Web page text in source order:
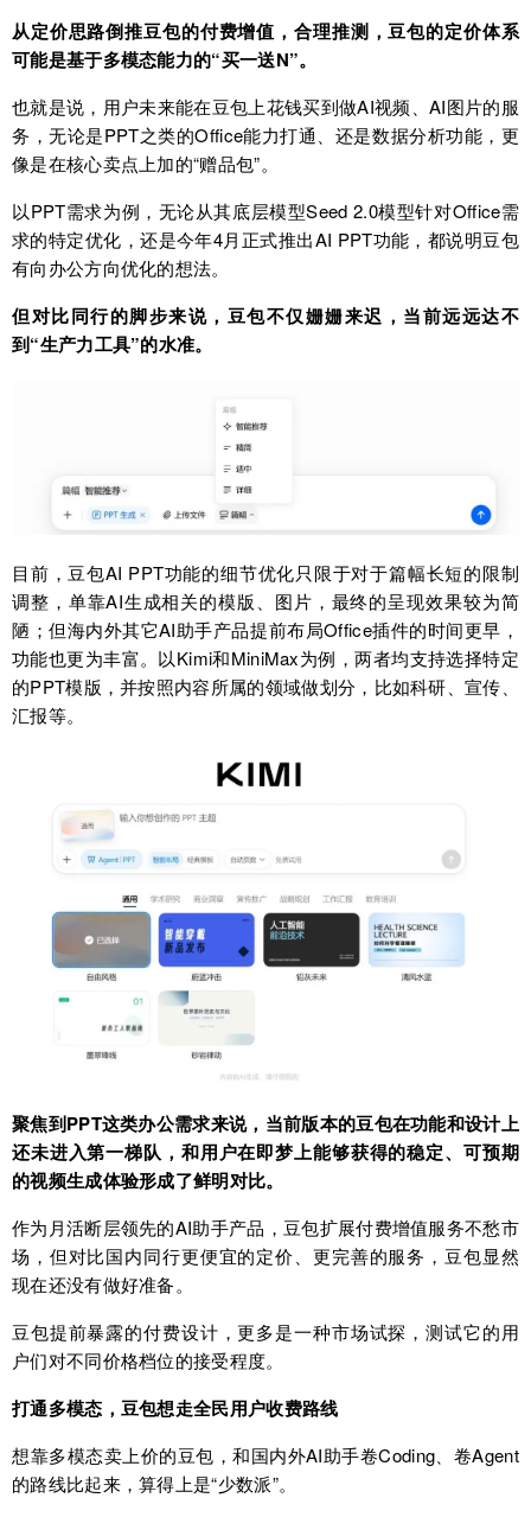
从定价思路倒推豆包的付费增值，合理推测，豆包的定价体系
可能是基于多模态能力的“买一送N”。
也就是说，用户未来能在豆包上花钱买到做AI视频、AI图片的服
务，无论是PPT之类的Office能力打通、还是数据分析功能，更
像是在核心卖点上加的“赠品包”。
以PPT需求为例，无论从其底层模型Seed 2.0模型针对Office需
求的特定优化，还是今年4月正式推出AI PPT功能，都说明豆包
有向办公方向优化的想法。
但对比同行的脚步来说，豆包不仅姗姗来迟，当前远远达不
到“生产力工具”的水准。
目前，豆包AI PPT功能的细节优化只限于对于篇幅长短的限制
调整，单靠AI生成相关的模版、图片，最终的呈现效果较为简
陋；但海内外其它AI助手产品提前布局Office插件的时间更早，
功能也更为丰富。以Kimi和MiniMax为例，两者均支持选择特定
的PPT模版，并按照内容所属的领域做划分，比如科研、宣传、
汇报等。
聚焦到PPT这类办公需求来说，当前版本的豆包在功能和设计上
还未进入第一梯队，和用户在即梦上能够获得的稳定、可预期
的视频生成体验形成了鲜明对比。
作为月活断层领先的AI助手产品，豆包扩展付费增值服务不愁市
场，但对比国内同行更便宜的定价、更完善的服务，豆包显然
现在还没有做好准备。
豆包提前暴露的付费设计，更多是一种市场试探，测试它的用
户们对不同价格档位的接受程度。
打通多模态，豆包想走全民用户收费路线
想靠多模态卖上价的豆包，和国内外AI助手卷Coding、卷Agent
的路线比起来，算得上是“少数派”。